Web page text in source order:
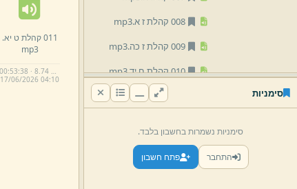
008 קהלת ז א.
mp3
009 קהלת ז כה.
mp3
010 קהלת ח יד.
mp3
mp3
05 איכה
02 משנה
סימניות
סימניות נשמרות בחשבון בלבד.
התחבר פתח חשבון
011 קהלת ט יא.
mp3
00:53:38 · 8.74 MB
17/06/2026 04:10